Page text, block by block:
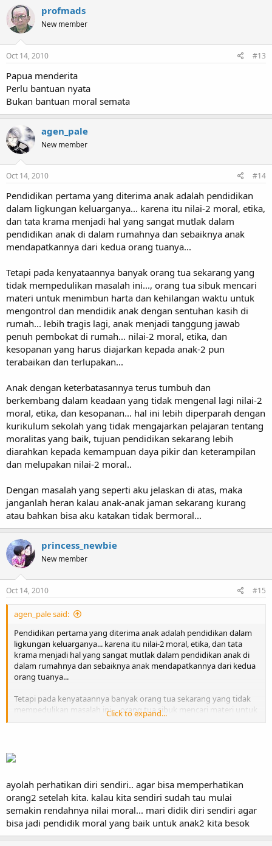
profmads
New member
Oct 14, 2010 #13
Papua menderita
Perlu bantuan nyata
Bukan bantuan moral semata
agen_pale
New member
Oct 14, 2010 #14
Pendidikan pertama yang diterima anak adalah pendidikan
dalam ligkungan keluarganya... karena itu nilai-2 moral, etika,
dan tata krama menjadi hal yang sangat mutlak dalam
pendidikan anak di dalam rumahnya dan sebaiknya anak
mendapatkannya dari kedua orang tuanya...
Tetapi pada kenyataannya banyak orang tua sekarang yang
tidak mempedulikan masalah ini..., orang tua sibuk mencari
materi untuk menimbun harta dan kehilangan waktu untuk
mengontrol dan mendidik anak dengan sentuhan kasih di
rumah... lebih tragis lagi, anak menjadi tanggung jawab
penuh pembokat di rumah... nilai-2 moral, etika, dan
kesopanan yang harus diajarkan kepada anak-2 pun
terabaikan dan terlupakan...
Anak dengan keterbatasannya terus tumbuh dan
berkembang dalam keadaan yang tidak mengenal lagi nilai-2
moral, etika, dan kesopanan... hal ini lebih diperparah dengan
kurikulum sekolah yang tidak mengajarkan pelajaran tentang
moralitas yang baik, tujuan pendidikan sekarang lebih
diarahkan kepada kemampuan daya pikir dan keterampilan
dan melupakan nilai-2 moral..
Dengan masalah yang seperti aku jelaskan di atas, maka
janganlah heran kalau anak-anak jaman sekarang kurang
atau bahkan bisa aku katakan tidak bermoral...
princess_newbie
New member
Oct 14, 2010 #15
agen_pale said:
Pendidikan pertama yang diterima anak adalah pendidikan dalam
ligkungan keluarganya... karena itu nilai-2 moral, etika, dan tata
krama menjadi hal yang sangat mutlak dalam pendidikan anak di
dalam rumahnya dan sebaiknya anak mendapatkannya dari kedua
orang tuanya...
Tetapi pada kenyataannya banyak orang tua sekarang yang tidak
mempedulikan masalah ini..., orang tua sibuk mencari materi untuk
menimbun harta dan kehilangan waktu untuk mengontrol dan
moral, etika, dan kesopanan yang harus diajarkan kepada anak-2
pun terabaikan dan terlupakan...
Anak dengan keterbatasannya terus tumbuh dan berkembang
dalam keadaan yang tidak mengenal lagi nilai-2 moral, etika, dan
kesopanan... hal ini lebih diperparah dengan kurikulum sekolah
yang tidak mengajarkan pelajaran tentang moralitas yang baik,
tujuan pendidikan sekarang lebih diarahkan kepada kemampuan
Click to expand...
ayolah perhatikan diri sendiri.. agar bisa memperhatikan
orang2 setelah kita. kalau kita sendiri sudah tau mulai
semakin rendahnya nilai moral... mari didik diri sendiri agar
bisa jadi pendidik moral yang baik untuk anak2 kita besok